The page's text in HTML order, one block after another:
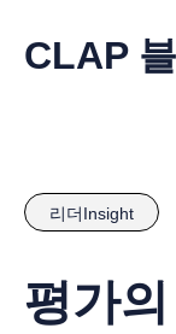
CLAP
리더Insight
평가